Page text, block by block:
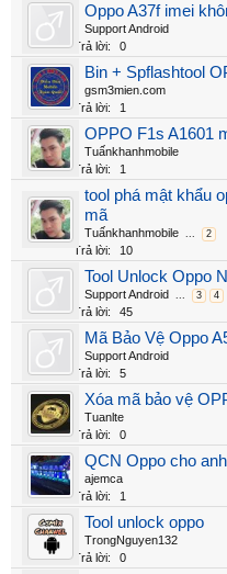
Oppo A37f imei
Support Android
Trả lời:
0
Bin + Spflashtool
gsm3mien.com
Trả lời:
1
OPPO F1s A1601
Tuấnkhanhmobile
Trả lời:
1
tool phá mật khẩu
mã
Tuấnkhanhmobile ... 2
Trả lời: 10
Tool Unlock Oppo
Support Android ... 3 4
Trả lời: 45
Mã Bảo Vệ Oppo
Support Android
Trả lời:
5
Xóa mã bảo vệ
Tuanlte
Trả lời:
0
QCN Oppo cho
ajemca
Trả lời:
1
Tool unlock oppo
TrongNguyen132
Trả lời:
0